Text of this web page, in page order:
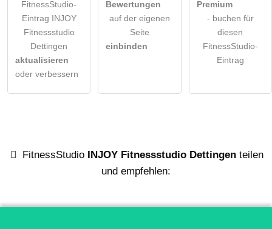
FitnessStudio-
Eintrag INJOY
Fitnessstudio
Dettingen
aktualisieren
oder verbessern
Bewertungen
auf der eigenen
Seite
einbinden
Premium
- buchen für
diesen
FitnessStudio-
Eintrag
FitnessStudio INJOY Fitnessstudio Dettingen teilen
und empfehlen: